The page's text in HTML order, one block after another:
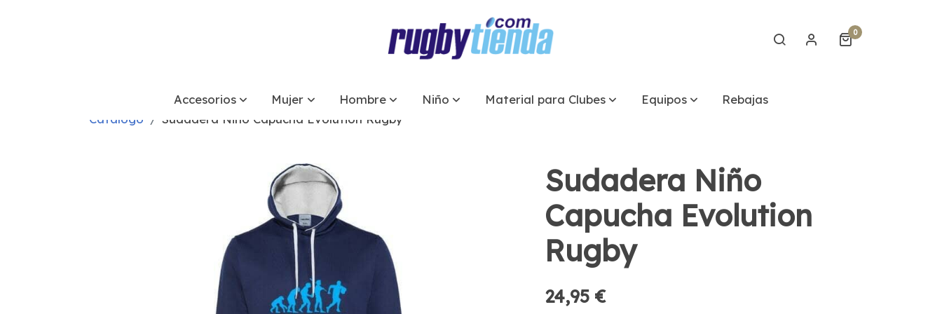
0
Accesorios Mujer Hombre Niño Material para Clubes Equipos
Rebajas
Catálogo
Sudadera Niño Capucha Evolution Rugby
Sudadera Niño
Capucha Evolution
Rugby
24,95 €